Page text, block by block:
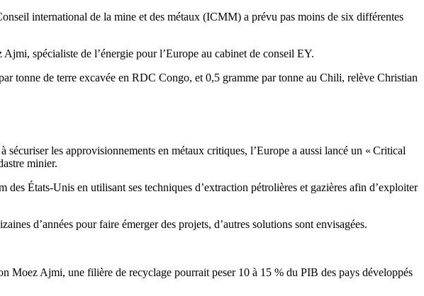
international de la mine et des métaux (ICMM) a prévu pas moins de six différentes
spécialiste de l’énergie pour l’Europe au cabinet de conseil EY.
tonne de terre excavée en RDC Congo, et 0,5 gramme par tonne au Chili, relève Christian
les approvisionnements en métaux critiques, l’Europe a aussi lancé un « Critical
minier.
États-Unis en utilisant ses techniques d’extraction pétrolières et gazières afin d’exploiter
d’années pour faire émerger des projets, d’autres solutions sont envisagées.
Moez Ajmi, une filière de recyclage pourrait peser 10 à 15 % du PIB des pays développés